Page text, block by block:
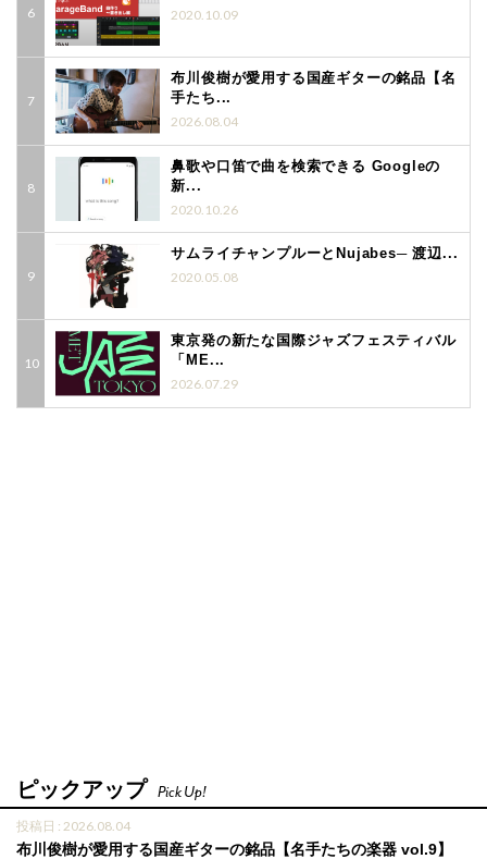
2020.10.09
布川俊樹が愛用する国産ギターの銘品【名
手たち...
2026.08.04
鼻歌や口笛で曲を検索できる Googleの
新...
2020.10.26
サムライチャンプルーとNujabes─ 渡辺...
2020.05.08
東京発の新たな国際ジャズフェスティバル
「ME...
2026.07.29
ピックアップ Pick Up!
投稿日 : 2026.08.04
布川俊樹が愛用する国産ギターの銘品【名手たちの楽器 vol.9】